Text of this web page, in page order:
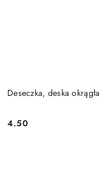
Deseczka, deska
Cena:
4.50